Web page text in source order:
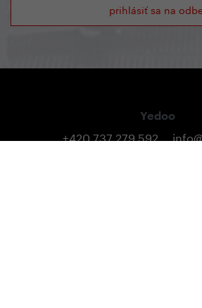
prihlásiť sa na
Yedoo
+420 737 279 592